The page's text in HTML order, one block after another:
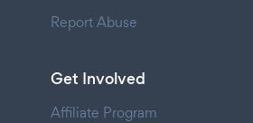
Report Abuse
Get Involved
Affiliate Program